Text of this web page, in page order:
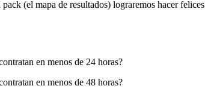
(el mapa de resultados) lograremos hacer
en menos de 24 horas?
en menos de 48 horas?